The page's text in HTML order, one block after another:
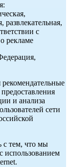
развлекательная,
с
рекламе
и анализа
сети
с тем, что мы
использованием